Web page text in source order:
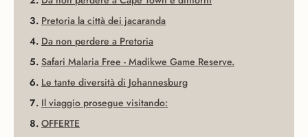
Pretoria la città dei jacaranda
Da non perdere a Pretoria
Safari Malaria Free - Madikwe Game Reserve.
Le tante diversità di Johannesburg
Il viaggio prosegue visitando:
OFFERTE